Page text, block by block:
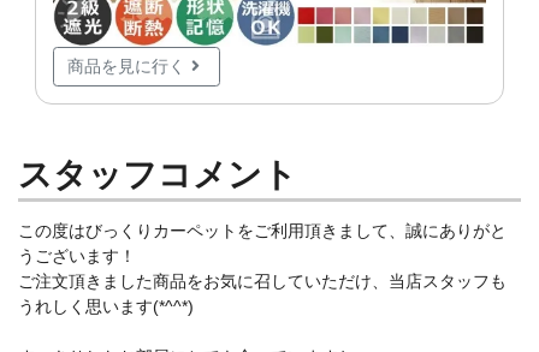
商品を見に行く
スタッフコメント
この度はびっくりカーペットをご利用頂きまして、誠にありがと
うございます！
ご注文頂きました商品をお気に召していただけ、当店スタッフも
うれしく思います(*^^*)